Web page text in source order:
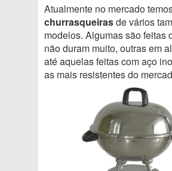
Atualmente no mercado
churrasqueirasde vários
modelos. Algumas são feitas
não duram muito, outras em
até aquelas feitas com aço
as mais resistentes do